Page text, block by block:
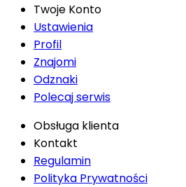
Twoje Konto
Ustawienia
Profil
Znajomi
Odznaki
Polecaj serwis
Obsługa klienta
Kontakt
Regulamin
Polityka Prywatności